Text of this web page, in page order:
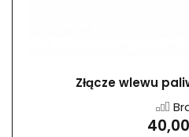
Złącze wlewu